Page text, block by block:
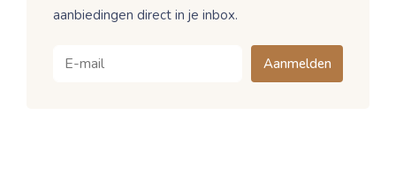
aanbiedingen direct in je inbox.
Aanmelden